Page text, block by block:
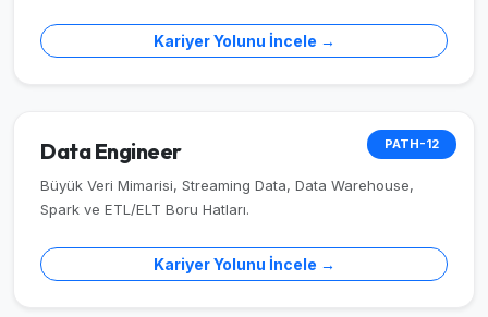
Kariyer Yolunu İncele →
PATH-12
Data Engineer
Büyük Veri Mimarisi, Streaming Data, Data Warehouse,
Spark ve ETL/ELT Boru Hatları.
Kariyer Yolunu İncele →